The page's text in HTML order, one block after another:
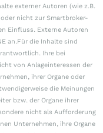
externer Autoren (wie z.B.
nicht zur Smartbroker-
Einfluss. Externe Autoren
an.Für die Inhalte sind
Ihre bei
von Anlageinteressen der
ihrer Organe oder
die Meinungen
bzw. der Organe ihrer
nicht als Aufforderung
Unternehmen, ihre Organe